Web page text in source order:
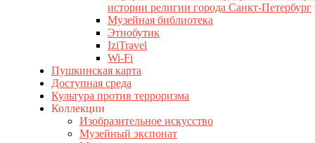
истории религии города Санкт-Петербург
Музейная библиотека
Этнобутик
IziTravel
Wi-Fi
Пушкинская карта
Доступная среда
Культура против терроризма
Коллекции
Изобразительное искусство
Музейный экспонат